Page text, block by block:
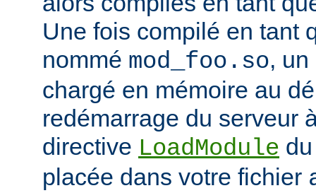
Une fois compilé en tant
nommé mod_foo.so,
chargé en mémoire au
redémarrage du serveur
directive LoadModule
placée dans votre fichier